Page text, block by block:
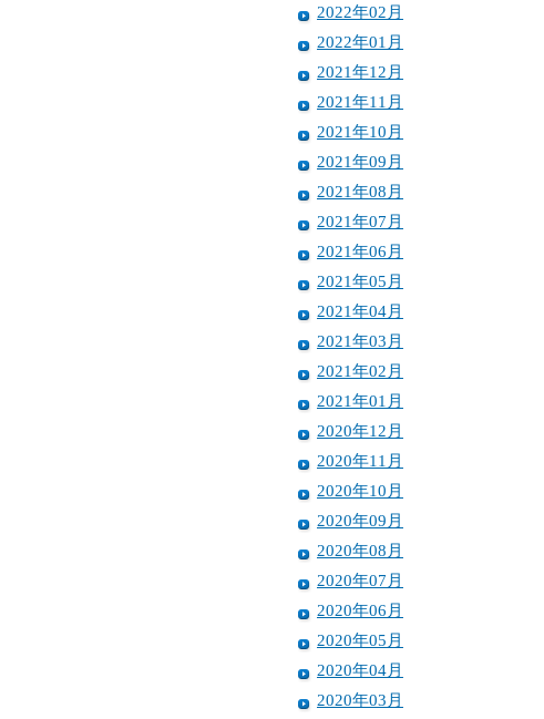
2022年02月
2022年01月
2021年12月
2021年11月
2021年10月
2021年09月
2021年08月
2021年07月
2021年06月
2021年05月
2021年04月
2021年03月
2021年02月
2021年01月
2020年12月
2020年11月
2020年10月
2020年09月
2020年08月
2020年07月
2020年06月
2020年05月
2020年04月
2020年03月